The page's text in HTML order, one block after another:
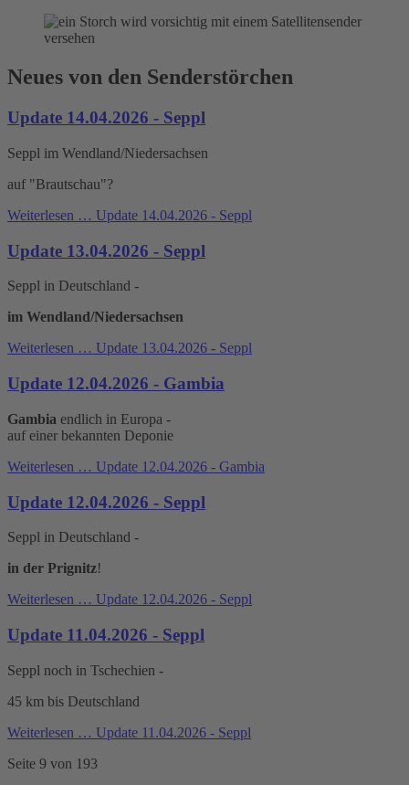
Neues von den Senderstörchen
Update 14.04.2026 - Seppl
Seppl im Wendland/Niedersachsen
auf "Brautschau"?
Weiterlesen … Update 14.04.2026 - Seppl
Update 13.04.2026 - Seppl
Seppl in Deutschland -
im Wendland/Niedersachsen
Weiterlesen … Update 13.04.2026 - Seppl
Update 12.04.2026 - Gambia
Gambia endlich in Europa -
auf einer bekannten Deponie
Weiterlesen … Update 12.04.2026 - Gambia
Update 12.04.2026 - Seppl
Seppl in Deutschland -
in der Prignitz!
Weiterlesen … Update 12.04.2026 - Seppl
Update 11.04.2026 - Seppl
Seppl noch in Tschechien -
45 km bis Deutschland
Weiterlesen … Update 11.04.2026 - Seppl
Seite 9 von 193